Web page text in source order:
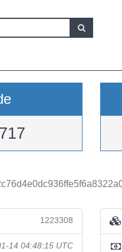
1223308
14 04:48:15 UTC